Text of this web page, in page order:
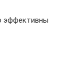
эффективны